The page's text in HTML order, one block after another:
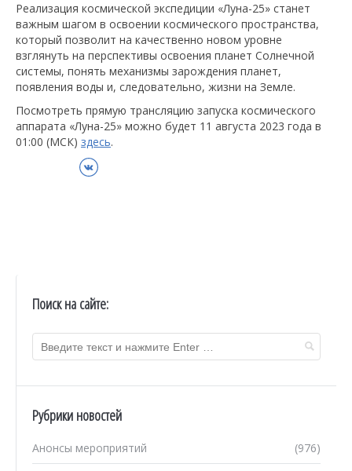
Реализация космической экспедиции «Луна-25» станет
важным шагом в освоении космического пространства,
который позволит на качественно новом уровне
взглянуть на перспективы освоения планет Солнечной
системы, понять механизмы зарождения планет,
появления воды и, следовательно, жизни на Земле.
Посмотреть прямую трансляцию запуска космического
аппарата «Луна-25» можно будет 11 августа 2023 года в
01:00 (МСК) здесь.
ВКонтакте
Поиск на сайте:
Рубрики новостей
(976)
Анонсы мероприятий